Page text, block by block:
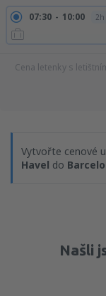
07:30 10:00
Cena letenky s
Vytvořte cenové
Havel do
Našli